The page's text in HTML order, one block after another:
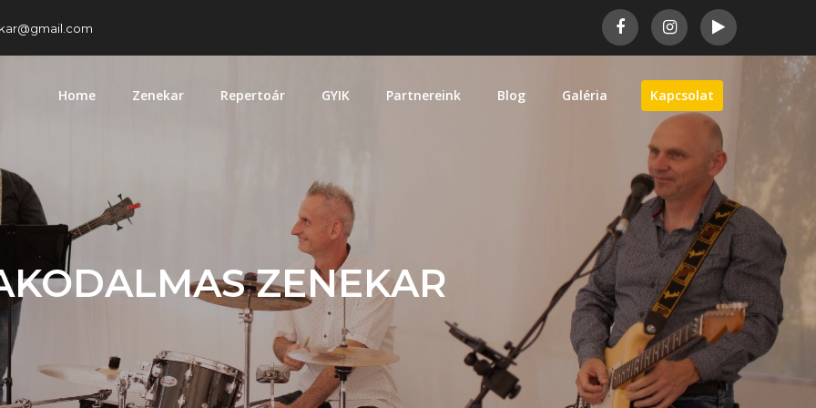
Home Zenekar Repertoár GYIK Partnereink Blog Galéria Kapcsolat
ZENEKAR